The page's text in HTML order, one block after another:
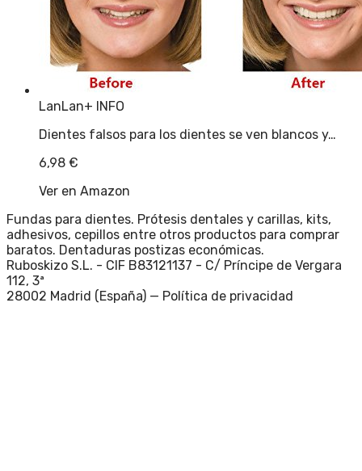
LanLan+ INFO
Dientes falsos para los dientes se ven blancos y…
6,98 €
Ver en Amazon
Fundas para dientes. Prótesis dentales y carillas, kits,
adhesivos, cepillos entre otros productos para comprar
baratos. Dentaduras postizas económicas.
Ruboskizo S.L. - CIF B83121137 - C/ Príncipe de Vergara
112, 3ª
28002 Madrid (España) — Política de privacidad